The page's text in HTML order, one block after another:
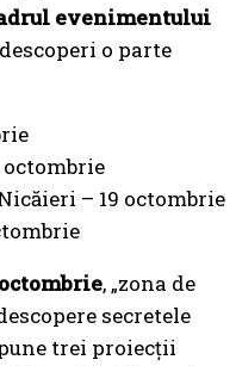
evenimentului
o parte
octombrie
– 19 octombrie
, „zona de
secretele
trei proiecții